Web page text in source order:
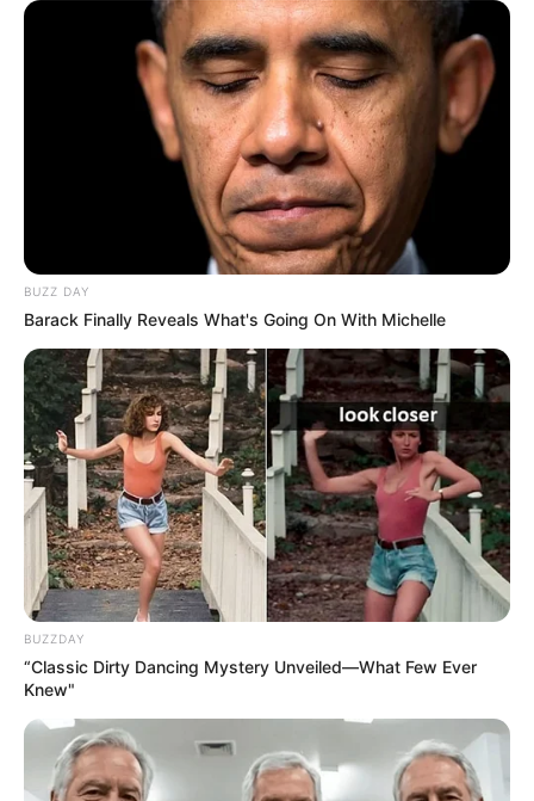
ΤΑΥΤΟΤΗΤΑ ΚΑΙ ΕΠΙΚΟΙΝΩΝΙΑ ΟΡΟΙ ΧΡΗΣΗΣ
© 2025 EVIANEWS του Γιώργου Κουτσελίνη
BUZZ DAY
Barack Finally Reveals What's Going On With Michelle
BUZZDAY
“Classic Dirty Dancing Mystery Unveiled—What Few Ever
Knew"